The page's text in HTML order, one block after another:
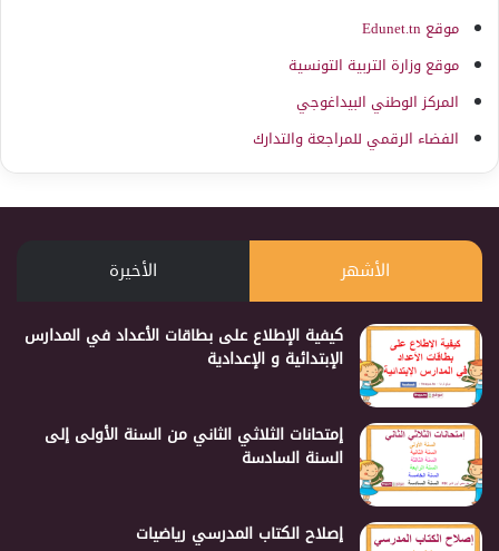
موقع Edunet.tn
موقع وزارة التربية التونسية
المركز الوطني البيداغوجي
الفضاء الرقمي للمراجعة والتدارك
الأشهر الأخيرة
كيفية الإطلاع على بطاقات الأعداد في المدارس
الإبتدائية و الإعدادية
إمتحانات الثلاثي الثاني من السنة الأولى إلى
السنة السادسة
إصلاح الكتاب المدرسي رياضيات